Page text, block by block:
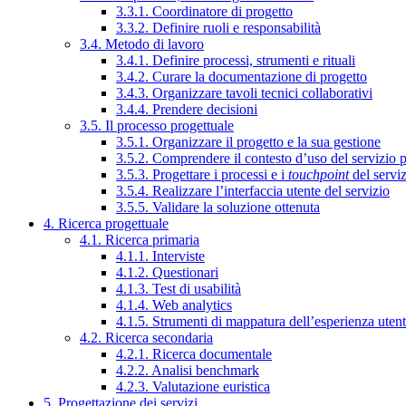
3.3.1. Coordinatore di progetto
3.3.2. Definire ruoli e responsabilità
3.4. Metodo di lavoro
3.4.1. Definire processi, strumenti e rituali
3.4.2. Curare la documentazione di progetto
3.4.3. Organizzare tavoli tecnici collaborativi
3.4.4. Prendere decisioni
3.5. Il processo progettuale
3.5.1. Organizzare il progetto e la sua gestione
3.5.2. Comprendere il contesto d’uso del servizio
3.5.3. Progettare i processi e i touchpointdel
3.5.4. Realizzare l’interfaccia utente del servizio
3.5.5. Validare la soluzione ottenuta
4. Ricerca progettuale
4.1. Ricerca primaria
4.1.1. Interviste
4.1.2. Questionari
4.1.3. Test di usabilità
4.1.4. Web analytics
4.1.5. Strumenti di mappatura dell’esperienza
4.2. Ricerca secondaria
4.2.1. Ricerca documentale
4.2.2. Analisi benchmark
4.2.3. Valutazione euristica
5. Progettazione dei servizi